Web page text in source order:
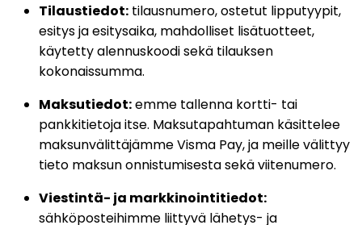
Tilaustiedot: tilausnumero, ostetut lipputyypit,
esitys ja esitysaika, mahdolliset lisätuotteet,
käytetty alennuskoodi sekä tilauksen
kokonaissumma.
Maksutiedot:emme tallenna kortti- tai
pankkitietoja itse. Maksutapahtuman käsittelee
maksunvälittäjämme Visma Pay, ja meille välittyy
tieto maksun onnistumisesta sekä viitenumero.
Viestintä- ja markkinointitiedot:
sähköposteihimme liittyvä lähetys- ja